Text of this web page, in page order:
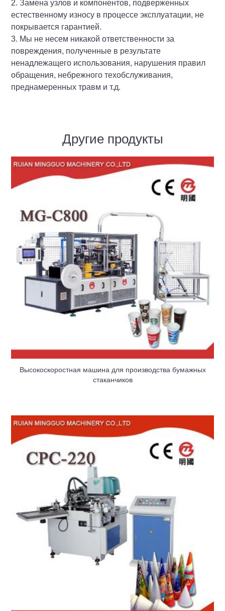
2. Замена узлов и компонентов, подверженных
естественному износу в процессе эксплуатации, не
покрывается гарантией.
3. Мы не несем никакой ответственности за
повреждения, полученные в результате
ненадлежащего использования, нарушения правил
обращения, небрежного техобслуживания,
преднамеренных травм и т.д.
Другие продукты
Высокоскоростная машина для производства бумажных
стаканчиков